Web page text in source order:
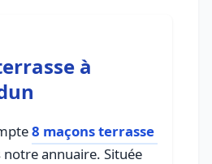
à
8 maçons terrasse
annuaire. Située